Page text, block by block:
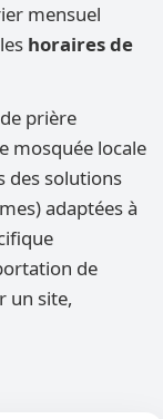
mensuel
horaires de
prière
mosquée locale
des solutions
adaptées à
de
un site,